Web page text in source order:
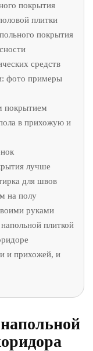
покрытия
плитки
покрытия
средств
фото примеры
покрытием
в прихожую и
лучше
для швов
на полу
руками
плиткой
и прихожей, и